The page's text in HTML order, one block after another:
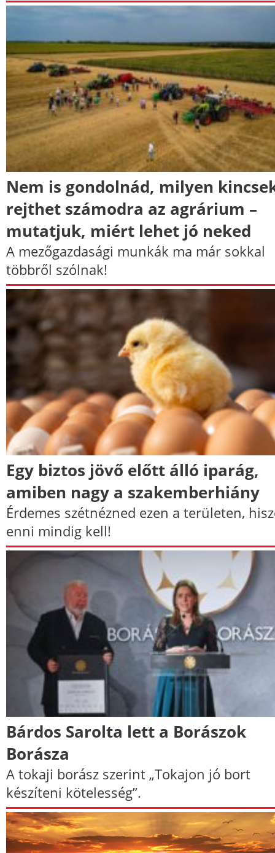
Nem is gondolnád, milyen
rejthet számodra az agrárium –
mutatjuk, miért lehet jó neked
A mezőgazdasági munkák ma már sokkal
többről szólnak!
Egy biztos jövő előtt álló iparág,
amiben nagy a szakemberhiány
Érdemes szétnézned ezen a területen,
enni mindig kell!
Bárdos Sarolta lett a Borászok
Borásza
A tokaji borász szerint „Tokajon jó bort
készíteni kötelesség”.